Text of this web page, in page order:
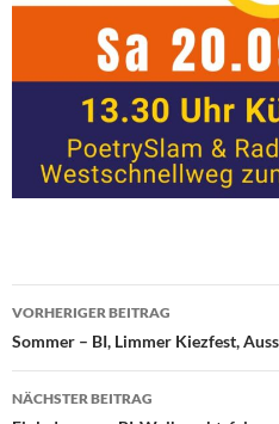
Beitragsnavigation
VORHERIGER BEITRAG
Sommer – BI, Limmer Kiezfest,
NÄCHSTER BEITRAG